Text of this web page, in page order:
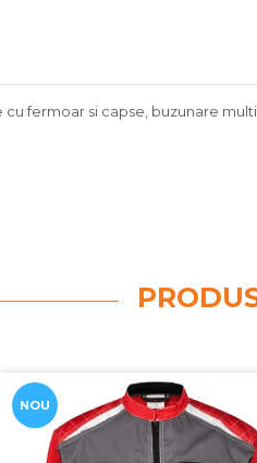
fermoar si capse, buzunare
NOU